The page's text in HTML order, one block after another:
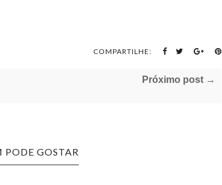
COMPARTILHE:
Próximo post →
GOSTAR